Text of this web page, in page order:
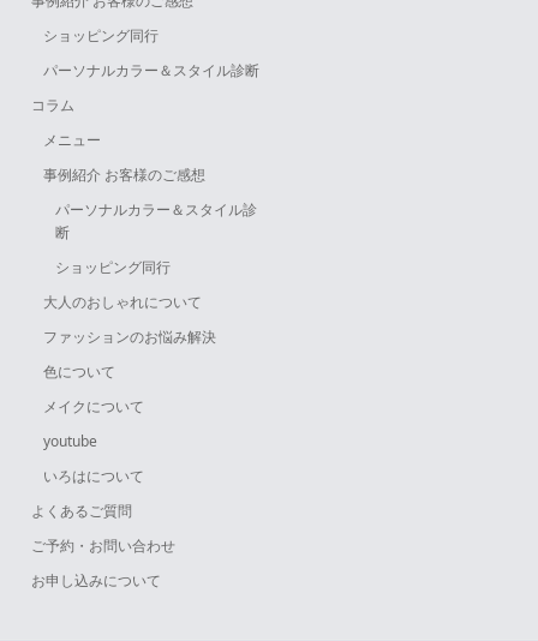
ショッピング同行
パーソナルカラー＆スタイル診断
コラム
メニュー
事例紹介 お客様のご感想
パーソナルカラー＆スタイル診
断
ショッピング同行
大人のおしゃれについて
ファッションのお悩み解決
色について
メイクについて
youtube
いろはについて
よくあるご質問
ご予約・お問い合わせ
お申し込みについて